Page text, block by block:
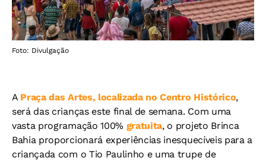
Foto: Divulgação
A Praça das Artes, localizada no Centro Histórico,
será das crianças este final de semana. Com uma
vasta programação 100% gratuita, o projeto Brinca
Bahia proporcionará experiências inesquecíveis para a
criançada com o Tio Paulinho e uma trupe de